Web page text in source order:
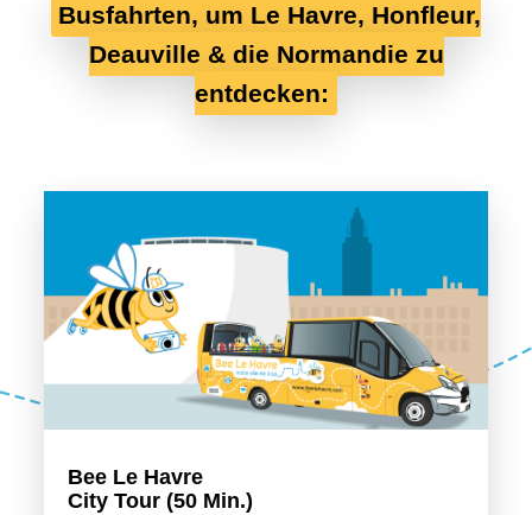
Busfahrten, um Le Havre, Honfleur,
Deauville & die Normandie zu
entdecken:
Bee Le Havre
City Tour (50 Min.)